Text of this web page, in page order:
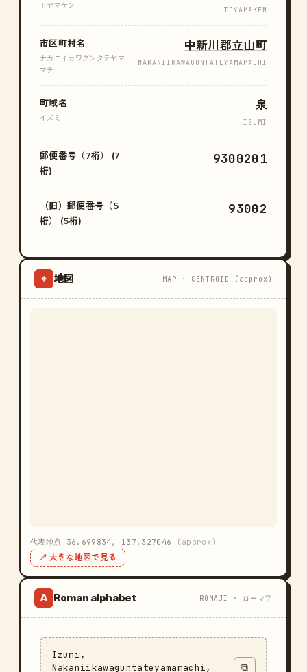
トヤマケン
TOYAMAKEN
市区町村名
ナカニイカワグンタテヤマ
マチ
中新川郡立山町
NAKANIIKAWAGUNTATEYAMAMACHI
町域名
イズミ
泉
IZUMI
郵便番号（7桁） (7
桁)
9300201
（旧）郵便番号（5
桁） (5桁)
93002
⌖ 地図 MAP · CENTROID (approx)
代表地点 36.699834, 137.327046 (approx)
↗ 大きな地図で見る
A Roman alphabet ROMAJI · ローマ字
Izumi,
Nakaniikawaguntateyamamachi,
⧉